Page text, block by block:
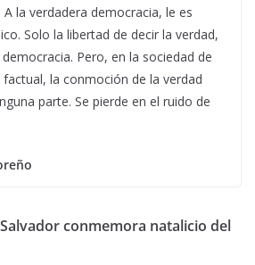
la verdadera democracia, le es
Solo la libertad de decir la verdad,
Pero, en la sociedad de
la conmoción de la verdad
parte. Se pierde en el ruido de
conmemora natalicio del